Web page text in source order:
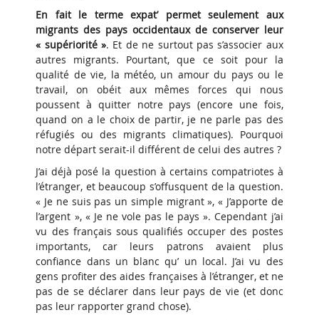
En fait le terme expat’ permet seulement aux
migrants des pays occidentaux de conserver leur
« supériorité ». Et de ne surtout pas s’associer aux
autres migrants. Pourtant, que ce soit pour la
qualité de vie, la météo, un amour du pays ou le
travail, on obéit aux mêmes forces qui nous
poussent à quitter notre pays (encore une fois,
quand on a le choix de partir, je ne parle pas des
réfugiés ou des migrants climatiques). Pourquoi
notre départ serait-il différent de celui des autres ?
J’ai déjà posé la question à certains compatriotes à
l’étranger, et beaucoup s’offusquent de la question.
« Je ne suis pas un simple migrant », « J’apporte de
l’argent », « Je ne vole pas le pays ». Cependant j’ai
vu des français sous qualifiés occuper des postes
importants, car leurs patrons avaient plus
confiance dans un blanc qu’ un local. J’ai vu des
gens profiter des aides françaises à l’étranger, et ne
pas de se déclarer dans leur pays de vie (et donc
pas leur rapporter grand chose).